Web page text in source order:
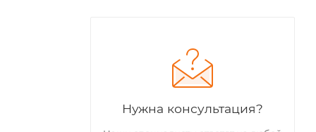
Нужна консультация?